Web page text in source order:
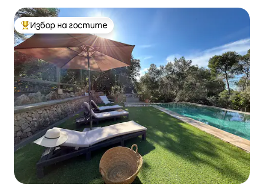
Най-популярен избор на гостите
Избор на гостите